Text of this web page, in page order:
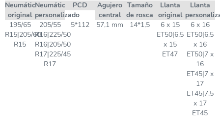
Neumático
original
Neumático
personalizado
PCD
Agujero
central
Tamaño
de rosca
Llanta
original
Llanta
195/65
R15|205/60
R15
205/55
R16|225/50
R16|205/50
R17|225/45
R17
5*112 57,1 mm 14*1,5
6 x 15
ET50|6,5
x 15
ET47
6 x 16
ET50|6,5
x 16
ET50|7 x
16
ET45|7 x
17
ET45|7,5
x 17
ET45